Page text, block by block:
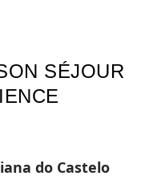
SÉJOUR
do Castelo